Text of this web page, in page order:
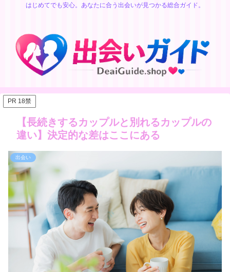
はじめてでも安心。あなたに合う出会いが見つかる総合ガイド。
PR 18禁
【長続きするカップルと別れるカップルの
違い】決定的な差はここにある
出会い